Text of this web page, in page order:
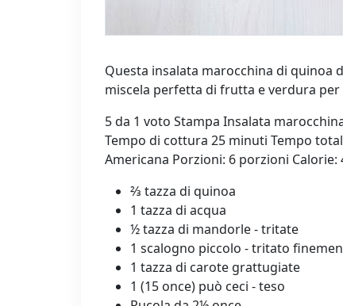
Questa insalata marocchina di quinoa
miscela perfetta di frutta e verdura
5 da 1 voto Stampa Insalata
Tempo di cottura 25 minuti Tempo
Americana Porzioni: 6 porzioni
⅔ tazza di quinoa
1 tazza di acqua
½ tazza di mandorle - tritate
1 scalogno piccolo - tritato
1 tazza di carote grattugiate
1 (15 once) può ceci - teso